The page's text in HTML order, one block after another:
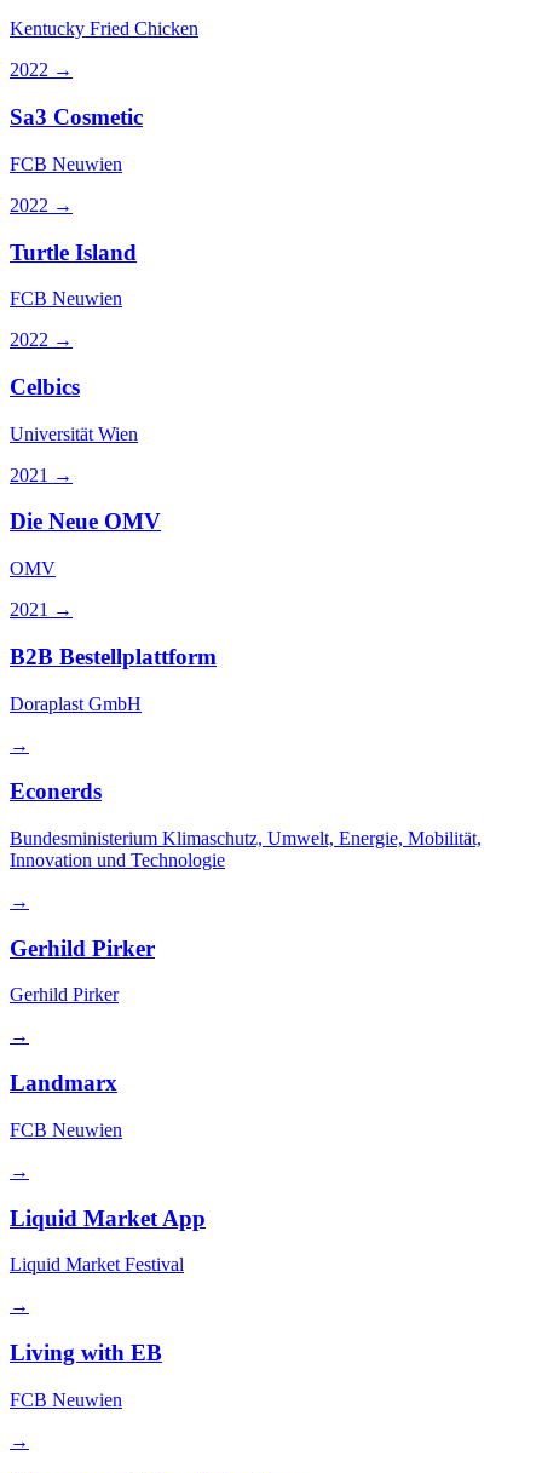
Kentucky Fried Chicken
2022 →
Sa3 Cosmetic
FCB Neuwien
2022 →
Turtle Island
FCB Neuwien
2022 →
Celbics
Universität Wien
2021 →
Die Neue OMV
OMV
2021 →
B2B Bestellplattform
Doraplast GmbH
→
Econerds
Bundesministerium Klimaschutz, Umwelt, Energie, Mobilität,
Innovation und Technologie
→
Gerhild Pirker
Gerhild Pirker
→
Landmarx
FCB Neuwien
→
Liquid Market App
Liquid Market Festival
→
Living with EB
FCB Neuwien
→